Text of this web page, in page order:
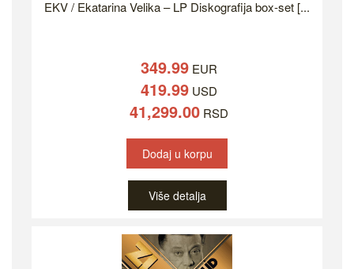
EKV / Ekatarina Velika – LP Diskografija box-set [...
349.99 EUR
419.99 USD
41,299.00 RSD
Dodaj u korpu
Više detalja